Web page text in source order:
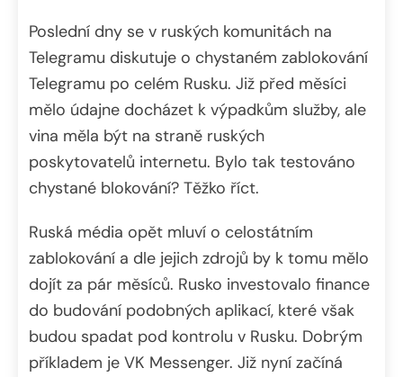
Poslední dny se v ruských komunitách na
Telegramu diskutuje o chystaném zablokování
Telegramu po celém Rusku. Již před měsíci
mělo údajne docházet k výpadkům služby, ale
vina měla být na straně ruských
poskytovatelů internetu. Bylo tak testováno
chystané blokování? Těžko říct.
Ruská média opět mluví o celostátním
zablokování a dle jejich zdrojů by k tomu mělo
dojít za pár měsíců. Rusko investovalo finance
do budování podobných aplikací, které však
budou spadat pod kontrolu v Rusku. Dobrým
příkladem je VK Messenger. Již nyní začíná